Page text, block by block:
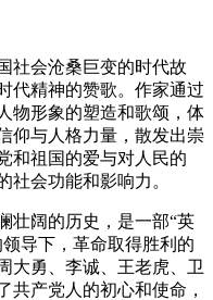
社会沧桑巨变的时代故
代精神的赞歌。作家通过
物形象的塑造和歌颂，体
仰与人格力量，散发出崇
和祖国的爱与对人民的
社会功能和影响力。
壮阔的历史，是一部“英
导下，革命取得胜利的
大勇、李诚、王老虎、卫
共产党人的初心和使命，